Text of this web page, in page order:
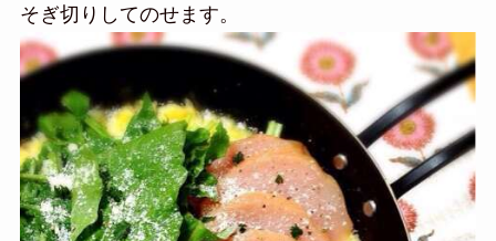
そぎ切りしてのせます。